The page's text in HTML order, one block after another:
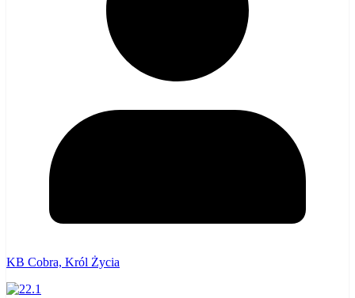
KB Cobra, Król Życia